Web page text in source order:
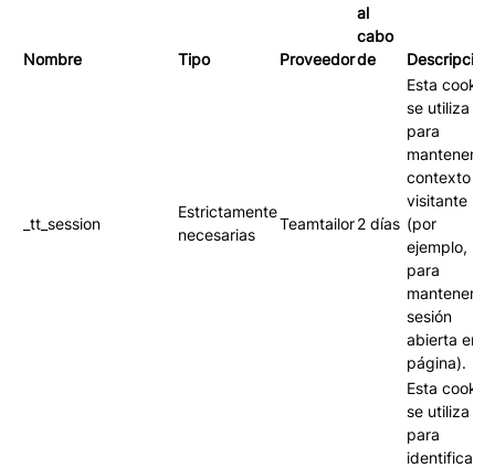
Nombre Tipo Proveedor
al
cabo
de
Descripción
_tt_session
Estrictamente
necesarias
Teamtailor2 días
Esta cookie
se utiliza
para
mantener el
contexto
visitante
(por
ejemplo,
para
mantener tu
sesión
abierta en la
página).
Esta cookie
se utiliza
para
identificar el